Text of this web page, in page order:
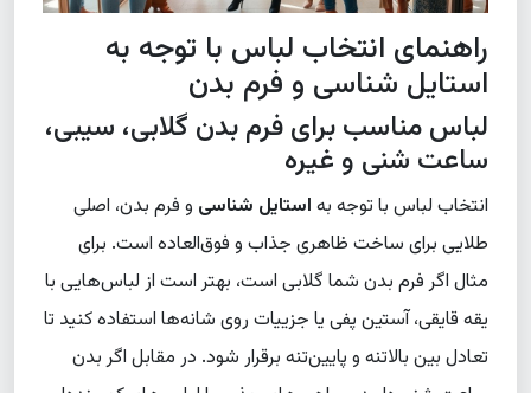
راهنمای انتخاب لباس با توجه به
استایل شناسی و فرم بدن
لباس مناسب برای فرم بدن گلابی، سیبی،
ساعت شنی و غیره
انتخاب لباس با توجه بهاستایل شناسیو فرم بدن، اصلی
طلایی برای ساخت ظاهری جذاب و فوق‌العاده است. برای
مثال اگر فرم بدن شما گلابی است، بهتر است از لباس‌هایی با
یقه قایقی، آستین پفی یا جزییات روی شانه‌ها استفاده کنید تا
تعادل بین بالاتنه و پایین‌تنه برقرار شود. در مقابل اگر بدن